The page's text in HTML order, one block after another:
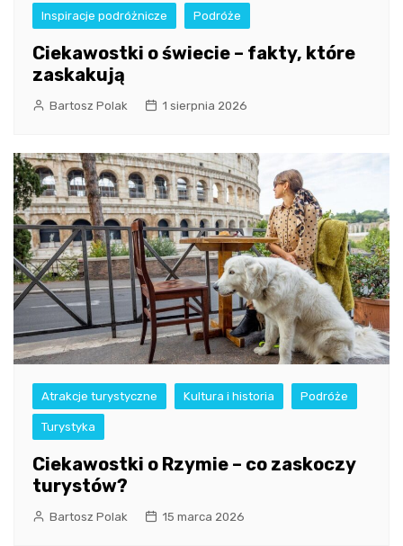
Inspiracje podróżnicze Podróże
Ciekawostki o świecie – fakty, które
zaskakują
Bartosz Polak 1 sierpnia 2026
Atrakcje turystyczne Kultura i historia Podróże
Turystyka
Ciekawostki o Rzymie – co zaskoczy
turystów?
Bartosz Polak 15 marca 2026